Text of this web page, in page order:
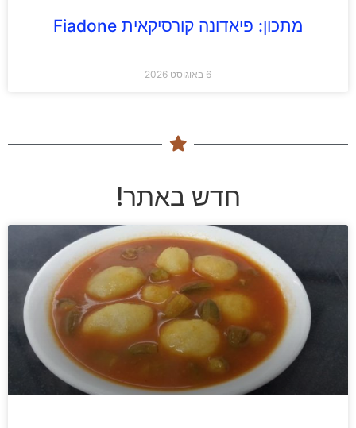
מתכון: פיאדונה קורסיקאית Fiadone
6 באוגוסט 2026
חדש באתר!